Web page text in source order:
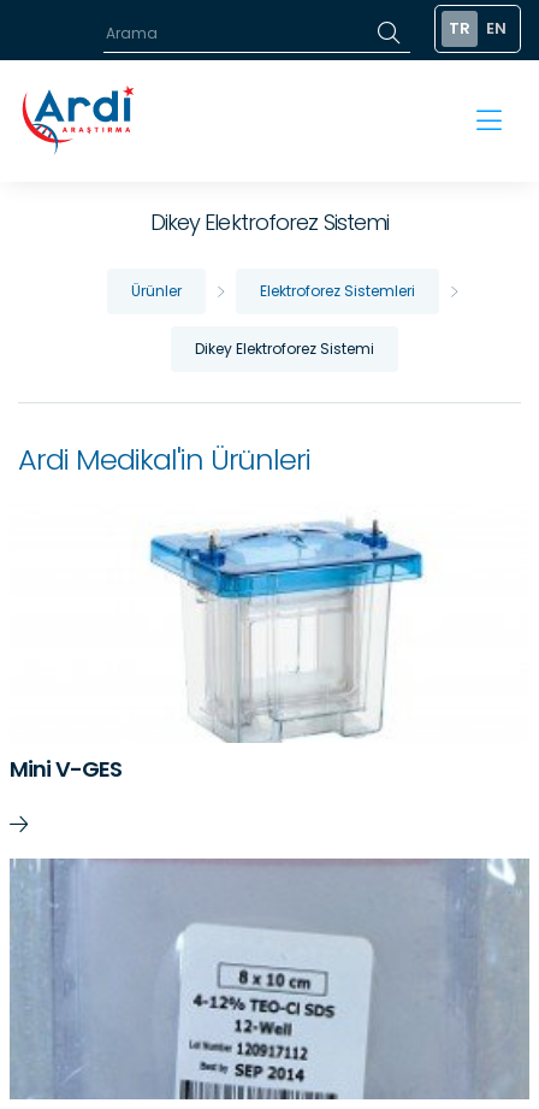
TR EN
Dikey Elektroforez Sistemi
Ürünler Elektroforez Sistemleri
Dikey Elektroforez Sistemi
Ardi Medikal'in Ürünleri
Mini V-GES